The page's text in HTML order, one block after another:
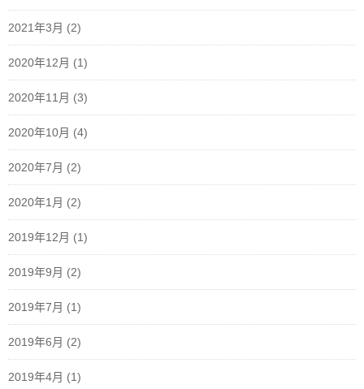
2021年3月 (2)
2020年12月 (1)
2020年11月 (3)
2020年10月 (4)
2020年7月 (2)
2020年1月 (2)
2019年12月 (1)
2019年9月 (2)
2019年7月 (1)
2019年6月 (2)
2019年4月 (1)